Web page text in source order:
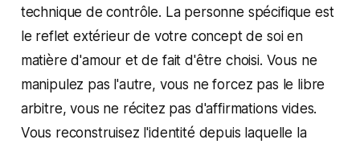
technique de contrôle. La personne spécifique est
le reflet extérieur de votre concept de soi en
matière d'amour et de fait d'être choisi. Vous ne
manipulez pas l'autre, vous ne forcez pas le libre
arbitre, vous ne récitez pas d'affirmations vides.
Vous reconstruisez l'identité depuis laquelle la